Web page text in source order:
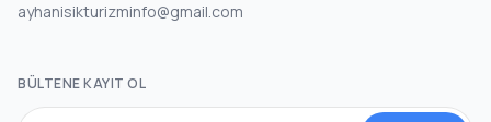
ayhanisikturizminfo@gmail.com
BÜLTENE KAYIT OL